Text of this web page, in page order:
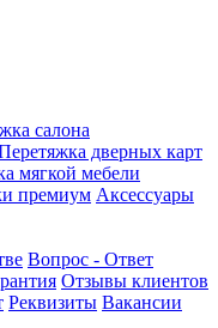
салона
дверных карт
мягкой мебели
премиум Аксессуары
Вопрос - Ответ
Отзывы клиентов
Реквизиты Вакансии